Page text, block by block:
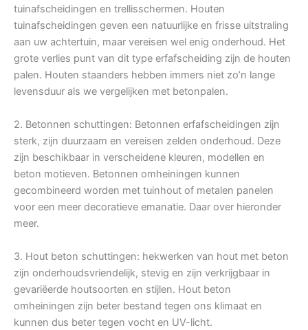
tuinafscheidingen en trellisschermen. Houten
tuinafscheidingen geven een natuurlijke en frisse uitstraling
aan uw achtertuin, maar vereisen wel enig onderhoud. Het
grote verlies punt van dit type erfafscheiding zijn de houten
palen. Houten staanders hebben immers niet zo’n lange
levensduur als we vergelijken met betonpalen.
2. Betonnen schuttingen: Betonnen erfafscheidingen zijn
sterk, zijn duurzaam en vereisen zelden onderhoud. Deze
zijn beschikbaar in verscheidene kleuren, modellen en
beton motieven. Betonnen omheiningen kunnen
gecombineerd worden met tuinhout of metalen panelen
voor een meer decoratieve emanatie. Daar over hieronder
meer.
3. Hout beton schuttingen: hekwerken van hout met beton
zijn onderhoudsvriendelijk, stevig en zijn verkrijgbaar in
gevariëerde houtsoorten en stijlen. Hout beton
omheiningen zijn beter bestand tegen ons klimaat en
kunnen dus beter tegen vocht en UV-licht.